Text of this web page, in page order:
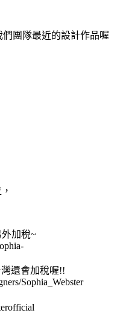
團隊最近的設計作品喔
加稅~
灣還會加稅喔!!
Sophia_Webster